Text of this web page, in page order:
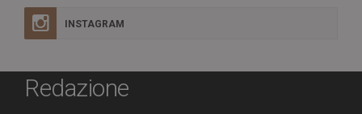
INSTAGRAM
Redazione